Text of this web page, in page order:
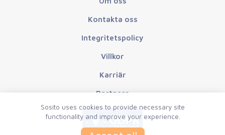
Sosito uses cookies to provide necessary site
functionality and improve your experience.
Kontakta oss
Integritetspolicy
Villkor
Karriär
Partners